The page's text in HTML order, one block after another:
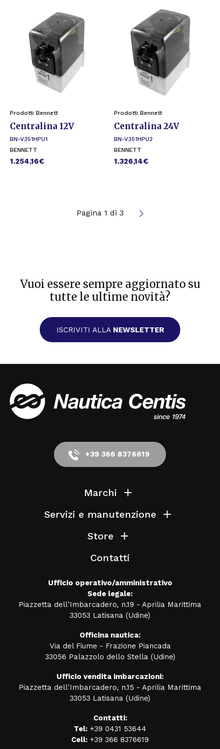
Prodotti Bennett
Centralina 12V
BN-V351HPU1
BENNETT
1.254,16€
Prodotti Bennett
Centralina 24V
BN-V351HPU2
BENNETT
1.326,14€
Pagina 1 di 3
Vuoi essere sempre aggiornato su
tutte le ultime novità?
ISCRIVITI ALLA NEWSLETTER
+39 366 8376619
Marchi
Servizi e manutenzione
Store
Contatti
Ufficio operativo/amministrativo
Sede legale:
Piazzetta dell’Imbarcadero, n.19 - Aprilia Marittima
33053 Latisana (Udine)
Officina nautica:
Via del Fiume - Frazione Piancada
33056 Palazzolo dello Stella (Udine)
Ufficio vendita imbarcazioni:
Piazzetta dell'Imbarcadero, n.15 - Aprilia Marittima
33053 Latisana (Udine)
Contatti:
Tel: +39 0431 53644
Cell: +39 366 8376619